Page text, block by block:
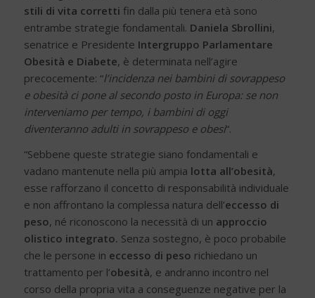
stili di vita corretti fin dalla più tenera età sono
entrambe strategie fondamentali. Daniela Sbrollini,
senatrice e Presidente Intergruppo Parlamentare
Obesità e Diabete, è determinata nell’agire
precocemente: “l’incidenza nei bambini di sovrappeso
e obesità ci pone al secondo posto in Europa: se non
interveniamo per tempo, i bambini di oggi
diventeranno adulti in sovrappeso e obesi“.
“Sebbene queste strategie siano fondamentali e
vadano mantenute nella più ampia lotta all’obesità,
esse rafforzano il concetto di responsabilità individuale
e non affrontano la complessa natura dell’eccesso di
peso, né riconoscono la necessità di un approccio
olistico integrato. Senza sostegno, è poco probabile
che le persone in eccesso di peso richiedano un
trattamento per l’obesità, e andranno incontro nel
corso della propria vita a conseguenze negative per la